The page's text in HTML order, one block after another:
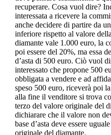
recuperare. Cosa vuol dire?
interessata a ricevere la
anche decidere di partire da
inferiore rispetto al valore
diamante vale 1.000 euro, la
poi essere del 20%, ma essa
d’asta di 500 euro. Ciò vuol
interessato che propone 500
obbligata a vendere e ad
speso 500 euro, riceverà poi
alla fine il venditore si trova
terzo del valore originale del
dichiarare che il valore non
base d’asta deve essere
originale del diamante.